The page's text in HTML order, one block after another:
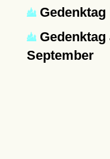
Gedenktag
Gedenktag
September